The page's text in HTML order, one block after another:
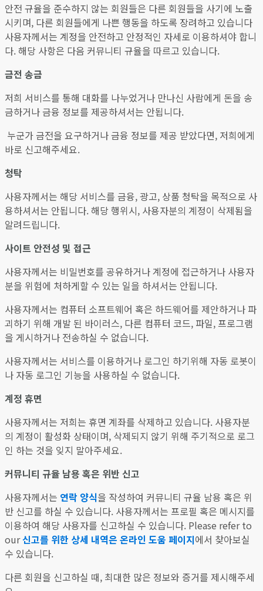
안전 규율을 준수하지 않는 회원들은 다른 회원들을 사기에 노출
시키며, 다른 회원들에게 나쁜 행동을 하도록 장려하고 있습니다
사용자께서는 계정을 안전하고 안정적인 자세로 이용하셔야 합니
다. 해당 사항은 다음 커뮤니티 규율을 따르고 있습니다.
금전 송금
저희 서비스를 통해 대화를 나누었거나 만나신 사람에게 돈을 송
금하거나 금융 정보를 제공하셔서는 안됩니다.
누군가 금전을 요구하거나 금융 정보를 제공 받았다면, 저희에게
바로 신고해주세요.
청탁
사용자께서는 해당 서비스를 금융, 광고, 상품 청탁을 목적으로 사
용하셔서는 안됩니다. 해당 행위시, 사용자분의 계정이 삭제됨을
알려드립니다.
사이트 안전성 및 접근
사용자께서는 비밀번호를 공유하거나 계정에 접근하거나 사용자
분을 위험에 처하게할 수 있는 일을 하셔서는 안됩니다.
사용자께서는 컴퓨터 소프트웨어 혹은 하드웨어를 제안하거나 파
괴하기 위해 개발 된 바이러스, 다른 컴퓨터 코드, 파일, 프로그램
을 게시하거나 전송하실 수 없습니다.
사용자께서는 서비스를 이용하거나 로그인 하기위해 자동 로봇이
나 자동 로그인 기능을 사용하실 수 없습니다.
계정 휴면
사용자께서는 저희는 휴면 계좌를 삭제하고 있습니다. 사용자분
의 계정이 활성화 상태이며, 삭제되지 않기 위해 주기적으로 로그
인 하는 것을 잊지 말아주세요.
커뮤니티 규율 남용 혹은 위반 신고
사용자께서는 연락 양식을 작성하여 커뮤니티 규율 남용 혹은 위
반 신고를 하실 수 있습니다. 사용자께서는 프로필 혹은 메시지를
이용하여 해당 사용자를 신고하실 수 있습니다. Please refer to
our신고를 위한 상세 내역은 온라인 도움 페이지에서 찾아보실
수 있습니다.
다른 회원을 신고하실 때, 최대한 많은 정보와 증거를 제시해주세